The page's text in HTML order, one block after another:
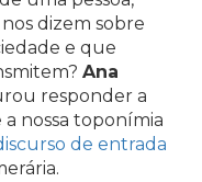
dizem sobre
e que
Ana
responder a
nossa toponímia
de entrada